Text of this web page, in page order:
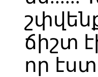
ճիշտ
որ